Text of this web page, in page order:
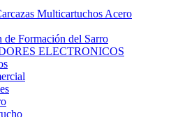
Multicartuchos Acero
de Formación del Sarro
ELECTRONICOS